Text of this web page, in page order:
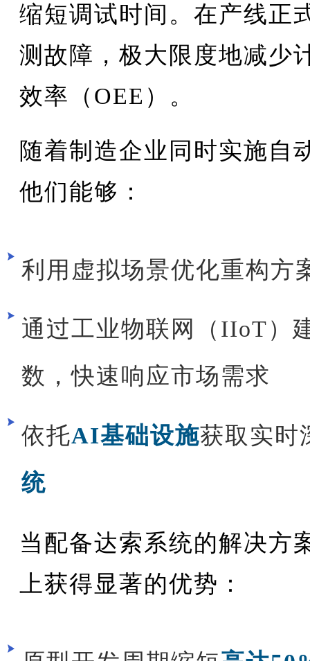
缩短调试时间。在产线正
测故障，极大限度地减少
效率（OEE）。
随着制造企业同时实施自
他们能够：
利用虚拟场景优化重构方
通过工业物联网（IIoT）
数，快速响应市场需求
依托AI基础设施获取实时
统
当配备达索系统的解决方
上获得显著的优势：